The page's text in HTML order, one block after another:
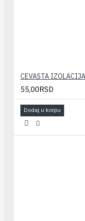
55,00RSD
Dodaj u korpu